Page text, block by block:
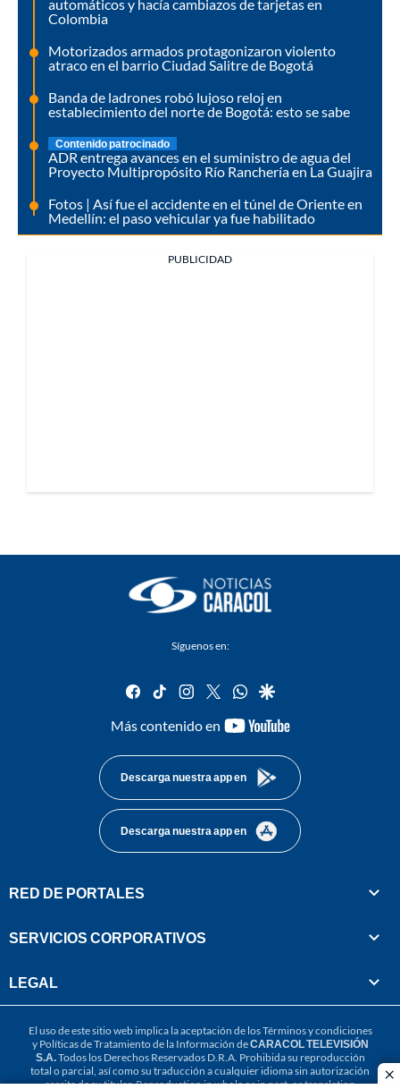
automáticos y hacía cambiazos de tarjetas en
Colombia
Motorizados armados protagonizaron violento
atraco en el barrio Ciudad Salitre de Bogotá
Banda de ladrones robó lujoso reloj en
establecimiento del norte de Bogotá: esto se sabe
Contenido patrocinado
ADR entrega avances en el suministro de agua del
Proyecto Multipropósito Río Ranchería en La Guajira
Fotos | Así fue el accidente en el túnel de Oriente en
Medellín: el paso vehicular ya fue habilitado
PUBLICIDAD
Síguenos en:
facebook
tiktok instagram
twitterwhatsapp
google
Más contenido en
youtube-
Descarga nuestra app en
Descarga nuestra app en
RED DE PORTALES
SERVICIOS CORPORATIVOS
LEGAL
El uso de este sitio web implica la aceptación de losTérminos y condiciones
y Políticas de Tratamiento de la Información deCARACOL TELEVISIÓN
S.A.Todos los Derechos Reservados D.R.A. Prohibida su reproducción
total o parcial, así como su traducción a cualquier idioma sin autorización
escrita de su titular. Reproduction in whole or in part, or translation